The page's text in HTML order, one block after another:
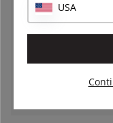
Forme rectangulaire,
cm, Rouge - Staub
USA